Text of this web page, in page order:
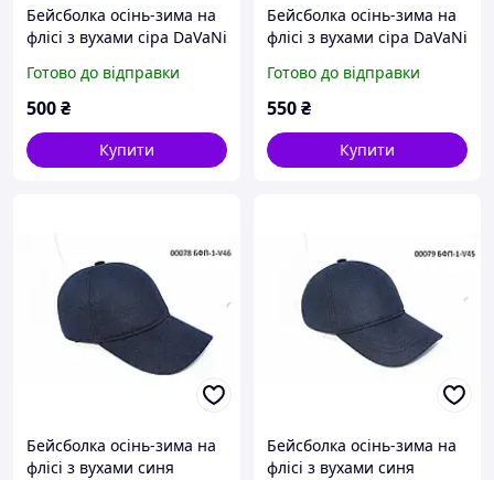
Бейсболка осінь-зима на
флісі з вухами сіра DaVaNi
Готово до відправки
500₴
Купити
Бейсболка осінь-зима на
флісі з вухами сіра DaVaNi
Готово до відправки
550₴
Купити
Бейсболка осінь-зима на
флісі з вухами синя
Бейсболка осінь-зима на
флісі з вухами синя